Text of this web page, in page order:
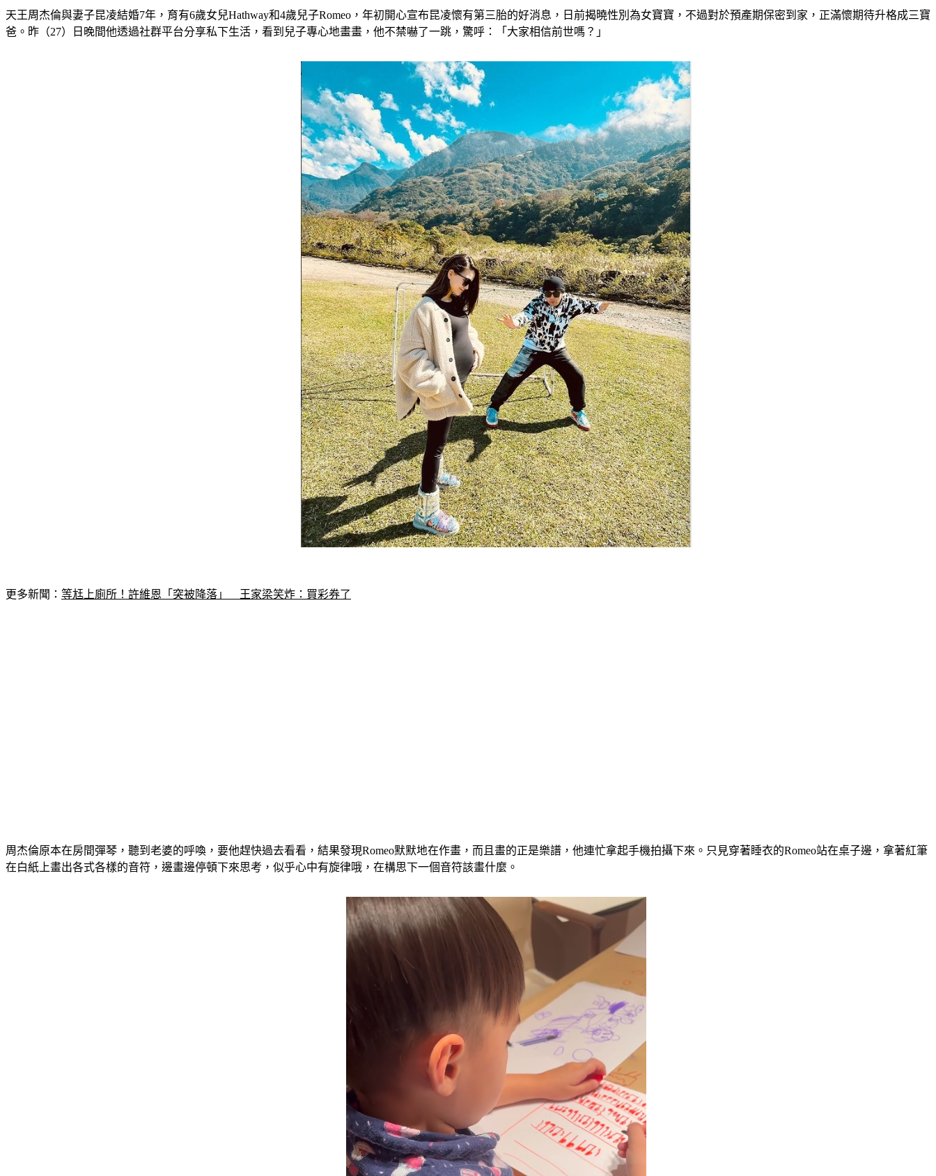
天王周杰倫與妻子昆凌結婚7年，育有6歲女兒Hathway和4歲兒子Romeo，年初開心宣布昆凌懷有第三胎的好消息，日前揭曉性別為女寶寶，不過對於預產期保密到家，正滿懷期待升格成三寶
爸。昨（27）日晚間他透過社群平台分享私下生活，看到兒子專心地畫畫，他不禁嚇了一跳，驚呼：「大家相信前世嗎？」
更多新聞： 等尪上廁所！許維恩「突被降落」　王家梁笑炸：買彩券了
周杰倫原本在房間彈琴，聽到老婆的呼喚，要他趕快過去看看，結果發現Romeo默默地在作畫，而且畫的正是樂譜，他連忙拿起手機拍攝下來。只見穿著睡衣的Romeo站在桌子邊，拿著紅筆
在白紙上畫出各式各樣的音符，邊畫邊停頓下來思考，似乎心中有旋律哦，在構思下一個音符該畫什麼。